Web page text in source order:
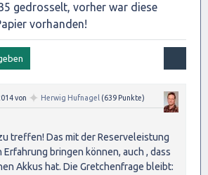
gedrosselt, vorher war diese
vorhanden!
von ✦ Herwig Hufnagel (639 Punkte)
treffen! Das mit der Reserveleistung
Erfahrung bringen können, auch , dass
Akkus hat. Die Gretchenfrage bleibt: